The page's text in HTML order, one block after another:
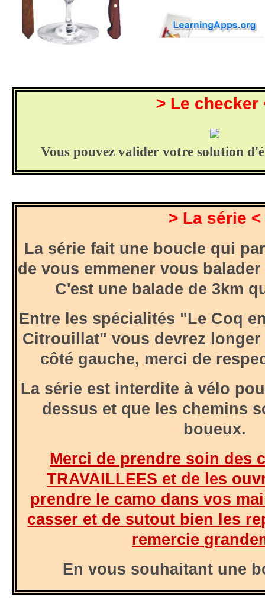
> Le checker
Vous pouvez valider votre solution
> La série <
La série fait une boucle qui
de vous emmener vous
C'est une balade de 3km
Entre les spécialités "Le Coq
Citrouillat" vous devrez
côté gauche, merci de
La série est interdite à vélo
dessus et que les chemins
boueux.
Merci de prendre soin des
TRAVAILLEES et de les
prendre le camo dans vos
casser et de sutout bien les
remercie
En vous souhaitant une